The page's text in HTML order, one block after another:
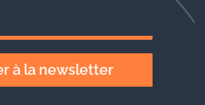
à la newsletter